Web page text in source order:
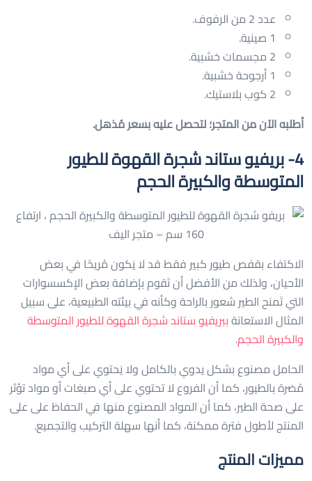
عدد 2 من الرفوف.
1 صينية.
2 مجسمات خشبية.
1 أرجوحة خشبية.
2 كوب بلاستيك.
أطلبه الآن من المتجر؛ لتحصل عليه بسعر مُذهل.
4- بريفيو ستاند شجرة القهوة للطيور
المتوسطة والكبيرة الحجم
الاكتفاء بقفص طيور كبير فقط قد لا يَكون مُريحًا في بعض
الأحيان، ولذلك من الأفضل أن تَقوم بإضافة بعض الإكسسوارات
التي تَمنح الطير شعور بالراحة وكأنه في بيئته الطبيعية، على سبيل
المثال الاستعانةببريفيو ستاند شجرة القهوة للطيور المتوسطة
والكبيرة الحجم.
الحامل مصنوع بشكل يدوي بالكامل ولا يَحتوي على أي مواد
مُضرة بالطيور، كما أن الفروع لا تحتوي على أي صبغات أو مواد تؤثر
على صحة الطير، كما أن المواد المصنوع منها في الحفاظ على على
المنتج لأطول فترة ممكنة، كما أنها سهلة التركيب والتجميع.
مميزات المنتج